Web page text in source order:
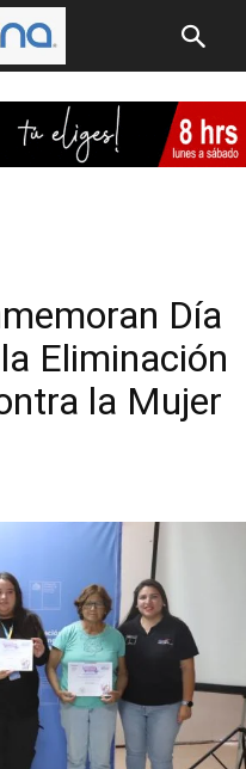
Día
Eliminación
la Mujer